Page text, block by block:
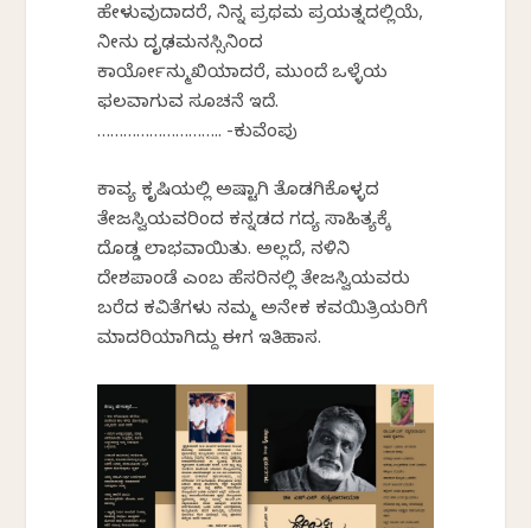
ಹೇಳುವುದಾದರೆ, ನಿನ್ನ ಪ್ರಥಮ ಪ್ರಯತ್ನದಲ್ಲಿಯೆ,
ನೀನು ದೃಢಮನಸ್ಸಿನಿಂದ
ಕಾರ್ಯೋನ್ಮುಖಿಯಾದರೆ, ಮುಂದೆ ಒಳ್ಳೆಯ
ಫಲವಾಗುವ ಸೂಚನೆ ಇದೆ.
……………………….. -ಕುವೆಂಪು
ಕಾವ್ಯ ಕೃಷಿಯಲ್ಲಿ ಅಷ್ಟಾಗಿ ತೊಡಗಿಕೊಳ್ಳದ
ತೇಜಸ್ವಿಯವರಿಂದ ಕನ್ನಡದ ಗದ್ಯ ಸಾಹಿತ್ಯಕ್ಕೆ
ದೊಡ್ಡ ಲಾಭವಾಯಿತು. ಅಲ್ಲದೆ, ನಳಿನಿ
ದೇಶಪಾಂಡೆ ಎಂಬ ಹೆಸರಿನಲ್ಲಿ ತೇಜಸ್ವಿಯವರು
ಬರೆದ ಕವಿತೆಗಳು ನಮ್ಮ ಅನೇಕ ಕವಯಿತ್ರಿಯರಿಗೆ
ಮಾದರಿಯಾಗಿದ್ದು ಈಗ ಇತಿಹಾಸ.